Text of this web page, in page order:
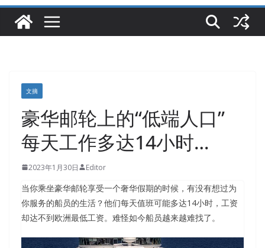
文摘
豪华邮轮上的“低端人口”
每天工作多达14小时…
2023年1月30日 Editor
当你乘坐豪华邮轮享受一个奢华假期的时候，有没有想过为
你服务的船员的生活？他们每天值班可能多达14小时，工资
却达不到欧洲最低工资。难怪如今船员越来越难找了。